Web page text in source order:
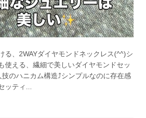
る、2WAYダイヤモンドネックレス(^^)シ
使える、繊細で美しいダイヤモンドセッ
技のハニカム構造⤴︎シンプルなのに存在感
ッティ...